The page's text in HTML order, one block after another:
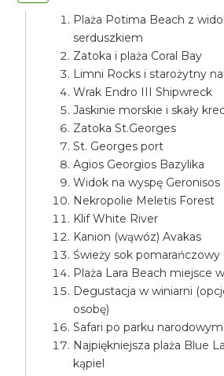
Plaża Potima Beach z
serduszkiem
Zatoka i plaża Coral Bay
Limni Rocks i starożytny
Wrak Endro III Shipwreck
Jaskinie morskie i skały
Zatoka St.Georges
St. Georges port
Agios Georgios Bazylika
Widok na wyspę Geronisos
Nekropolie Meletis Forest
Klif White River
Kanion (wąwóz) Avakas
Świeży sok
Plaża Lara Beach miejsce
Degustacja w winiarni
osobę)
Safari po parku
Najpiękniejsza plaża Blue
kąpiel